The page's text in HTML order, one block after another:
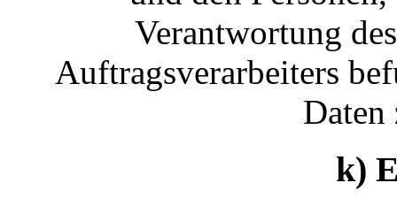
Verantwortung
Auftragsverarbeiters
Daten
k)